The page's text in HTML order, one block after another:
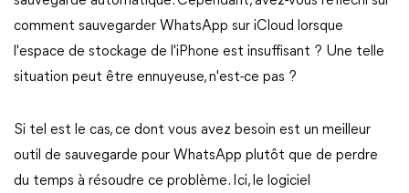
comment sauvegarder WhatsApp sur iCloud lorsque
l'espace de stockage de l'iPhone est insuffisant ? Une telle
situation peut être ennuyeuse, n'est-ce pas ?
Si tel est le cas, ce dont vous avez besoin est un meilleur
outil de sauvegarde pour WhatsApp plutôt que de perdre
du temps à résoudre ce problème. Ici, le logiciel